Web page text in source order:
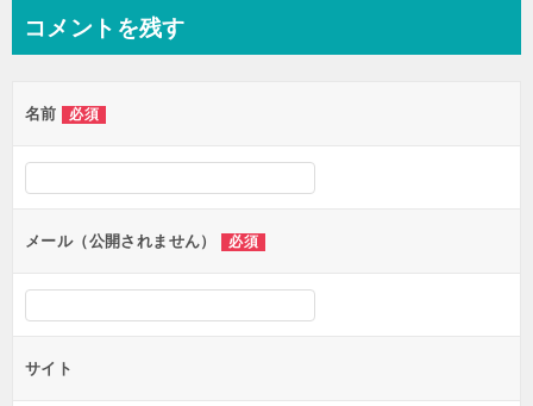
ビ
ー
シ
ョ
ン
コメントを残す
名前 必須
メール（公開されません） 必須
サイト